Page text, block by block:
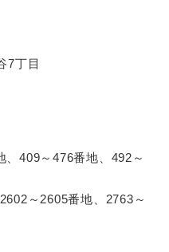
7丁目
409～476番地、492～
～2605番地、2763～